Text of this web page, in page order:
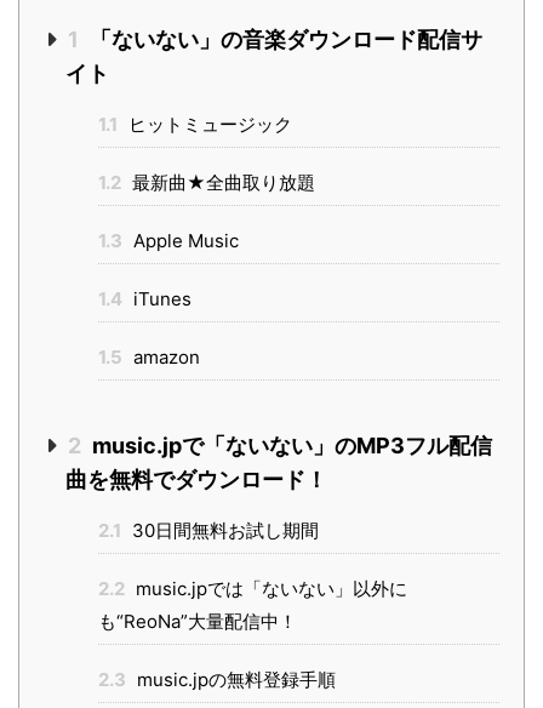
1
「ないない」の音楽ダウンロード配信サ
イト
1.1 ヒットミュージック
1.2 最新曲★全曲取り放題
1.3 Apple Music
1.4 iTunes
1.5 amazon
2 music.jpで「ないない」のMP3フル配信
曲を無料でダウンロード！
2.1 30日間無料お試し期間
2.2 music.jpでは「ないない」以外に
も“ReoNa”大量配信中！
2.3 music.jpの無料登録手順